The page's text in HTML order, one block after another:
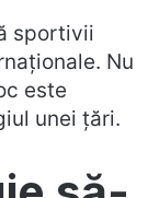
sportivii
Nu
este
unei țări.